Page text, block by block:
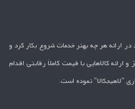
1395 با هدف بهبود در ارائه هر چه بهتر خدمات شروع بکار کرد و
کالاهایی با قیمت کاملاَ رقابتی اقدام
"لاهیج­کالا" نموده است.